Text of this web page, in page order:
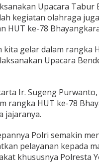
Upacara Tabur
kegiatan olahraga
HUT ke-78
kita gelar dalam rangka
Upacara
Ir. Sugeng
rangka HUT ke-78
jajaranya.
Polri semakin
pelayanan kepada
khususnya Polresta